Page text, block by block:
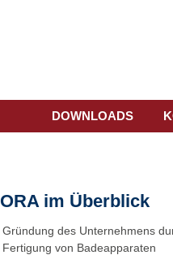
DOWNLOADS
im Überblick
Gründung des Unternehmens
Fertigung von Badeapparaten